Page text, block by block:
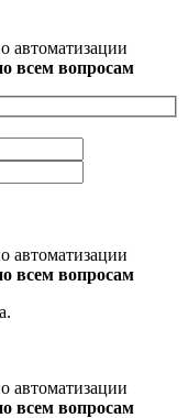
автоматизации
всем вопросам
автоматизации
всем вопросам
автоматизации
всем вопросам